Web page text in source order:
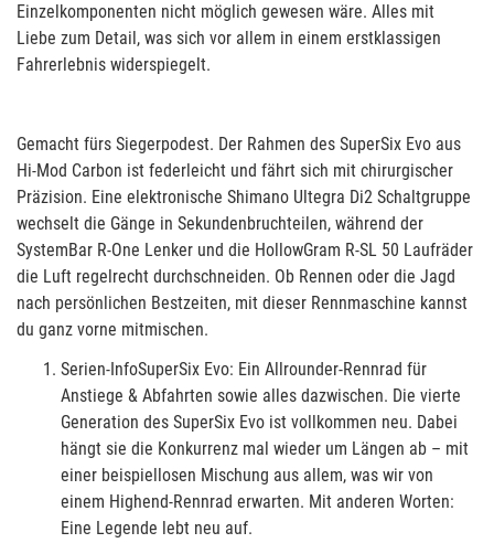
Einzelkomponenten nicht möglich gewesen wäre. Alles mit
Liebe zum Detail, was sich vor allem in einem erstklassigen
Fahrerlebnis widerspiegelt.
Gemacht fürs Siegerpodest. Der Rahmen des SuperSix Evo aus
Hi-Mod Carbon ist federleicht und fährt sich mit chirurgischer
Präzision. Eine elektronische Shimano Ultegra Di2 Schaltgruppe
wechselt die Gänge in Sekundenbruchteilen, während der
SystemBar R-One Lenker und die HollowGram R-SL 50 Laufräder
die Luft regelrecht durchschneiden. Ob Rennen oder die Jagd
nach persönlichen Bestzeiten, mit dieser Rennmaschine kannst
du ganz vorne mitmischen.
Serien-InfoSuperSix Evo: Ein Allrounder-Rennrad für
Anstiege & Abfahrten sowie alles dazwischen. Die vierte
Generation des SuperSix Evo ist vollkommen neu. Dabei
hängt sie die Konkurrenz mal wieder um Längen ab – mit
einer beispiellosen Mischung aus allem, was wir von
einem Highend-Rennrad erwarten. Mit anderen Worten:
Eine Legende lebt neu auf.